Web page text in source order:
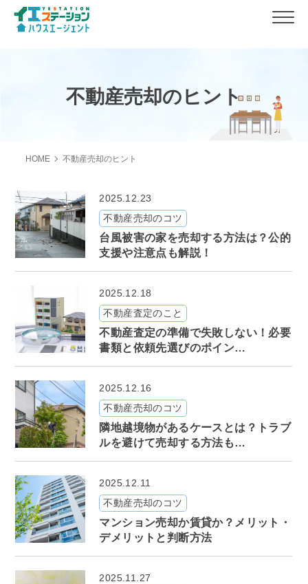
不動産売却のヒント
HOME 不動産売却のヒント
2025.12.23
不動産売却のコツ
台風被害の家を売却する方法は？公的
支援や注意点も解説！
2025.12.18
不動産査定のこと
不動産査定の準備で失敗しない！必要
書類と依頼先選びのポイン…
2025.12.16
不動産売却のコツ
隣地越境物があるケースとは？トラブ
ルを避けて売却する方法も…
2025.12.11
不動産売却のコツ
マンション売却か賃貸か？メリット・
デメリットと判断方法
2025.11.27